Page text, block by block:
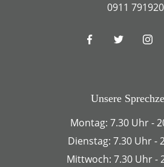
0911 791920
Unsere
Montag: 7.30 Uhr -
Dienstag: 7.30 Uhr -
Mittwoch: 7.30 Uhr -